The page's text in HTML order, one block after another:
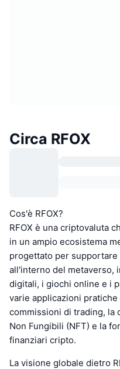
Circa RFOX
Cos'è RFOX?
RFOX è una criptovaluta
in un ampio ecosistema
progettato per supportare
all'interno del metaverso,
digitali, i giochi online e i
varie applicazioni
commissioni di trading, la
Non Fungibili (NFT) e la
finanziari cripto.
La visione globale dietro